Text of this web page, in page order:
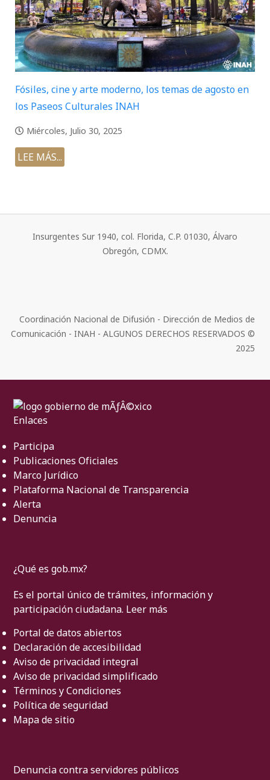
Fósiles, cine y arte moderno, los temas de agosto en
los Paseos Culturales INAH
Miércoles, Julio 30, 2025
LEE MÁS...
Insurgentes Sur 1940, col. Florida, C.P. 01030, Álvaro
Obregón, CDMX.
Coordinación Nacional de Difusión - Dirección de Medios de
Comunicación - INAH - ALGUNOS DERECHOS RESERVADOS ©
2025
Enlaces
Participa
Publicaciones Oficiales
Marco Jurídico
Plataforma Nacional de Transparencia
Alerta
Denuncia
¿Qué es gob.mx?
Es el portal único de trámites, información y
participación ciudadana. Leer más
Portal de datos abiertos
Declaración de accesibilidad
Aviso de privacidad integral
Aviso de privacidad simplificado
Términos y Condiciones
Política de seguridad
Mapa de sitio
Denuncia contra servidores públicos